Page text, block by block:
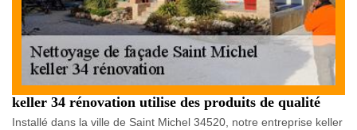
keller 34 rénovation utilise des produits de qualité
Installé dans la ville de Saint Michel 34520, notre entreprise keller